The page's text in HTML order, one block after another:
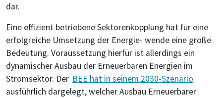
dar.
Eine effizient betriebene Sektorenkopplung hat für eine
erfolgreiche Umsetzung der Energie- wende eine große
Bedeutung. Voraussetzung hierfür ist allerdings ein
dynamischer Ausbau der Erneuerbaren Energien im
Stromsektor. Der BEE hat in seinem 2030-Szenario
ausführlich dargelegt, welcher Ausbau Erneuerbarer